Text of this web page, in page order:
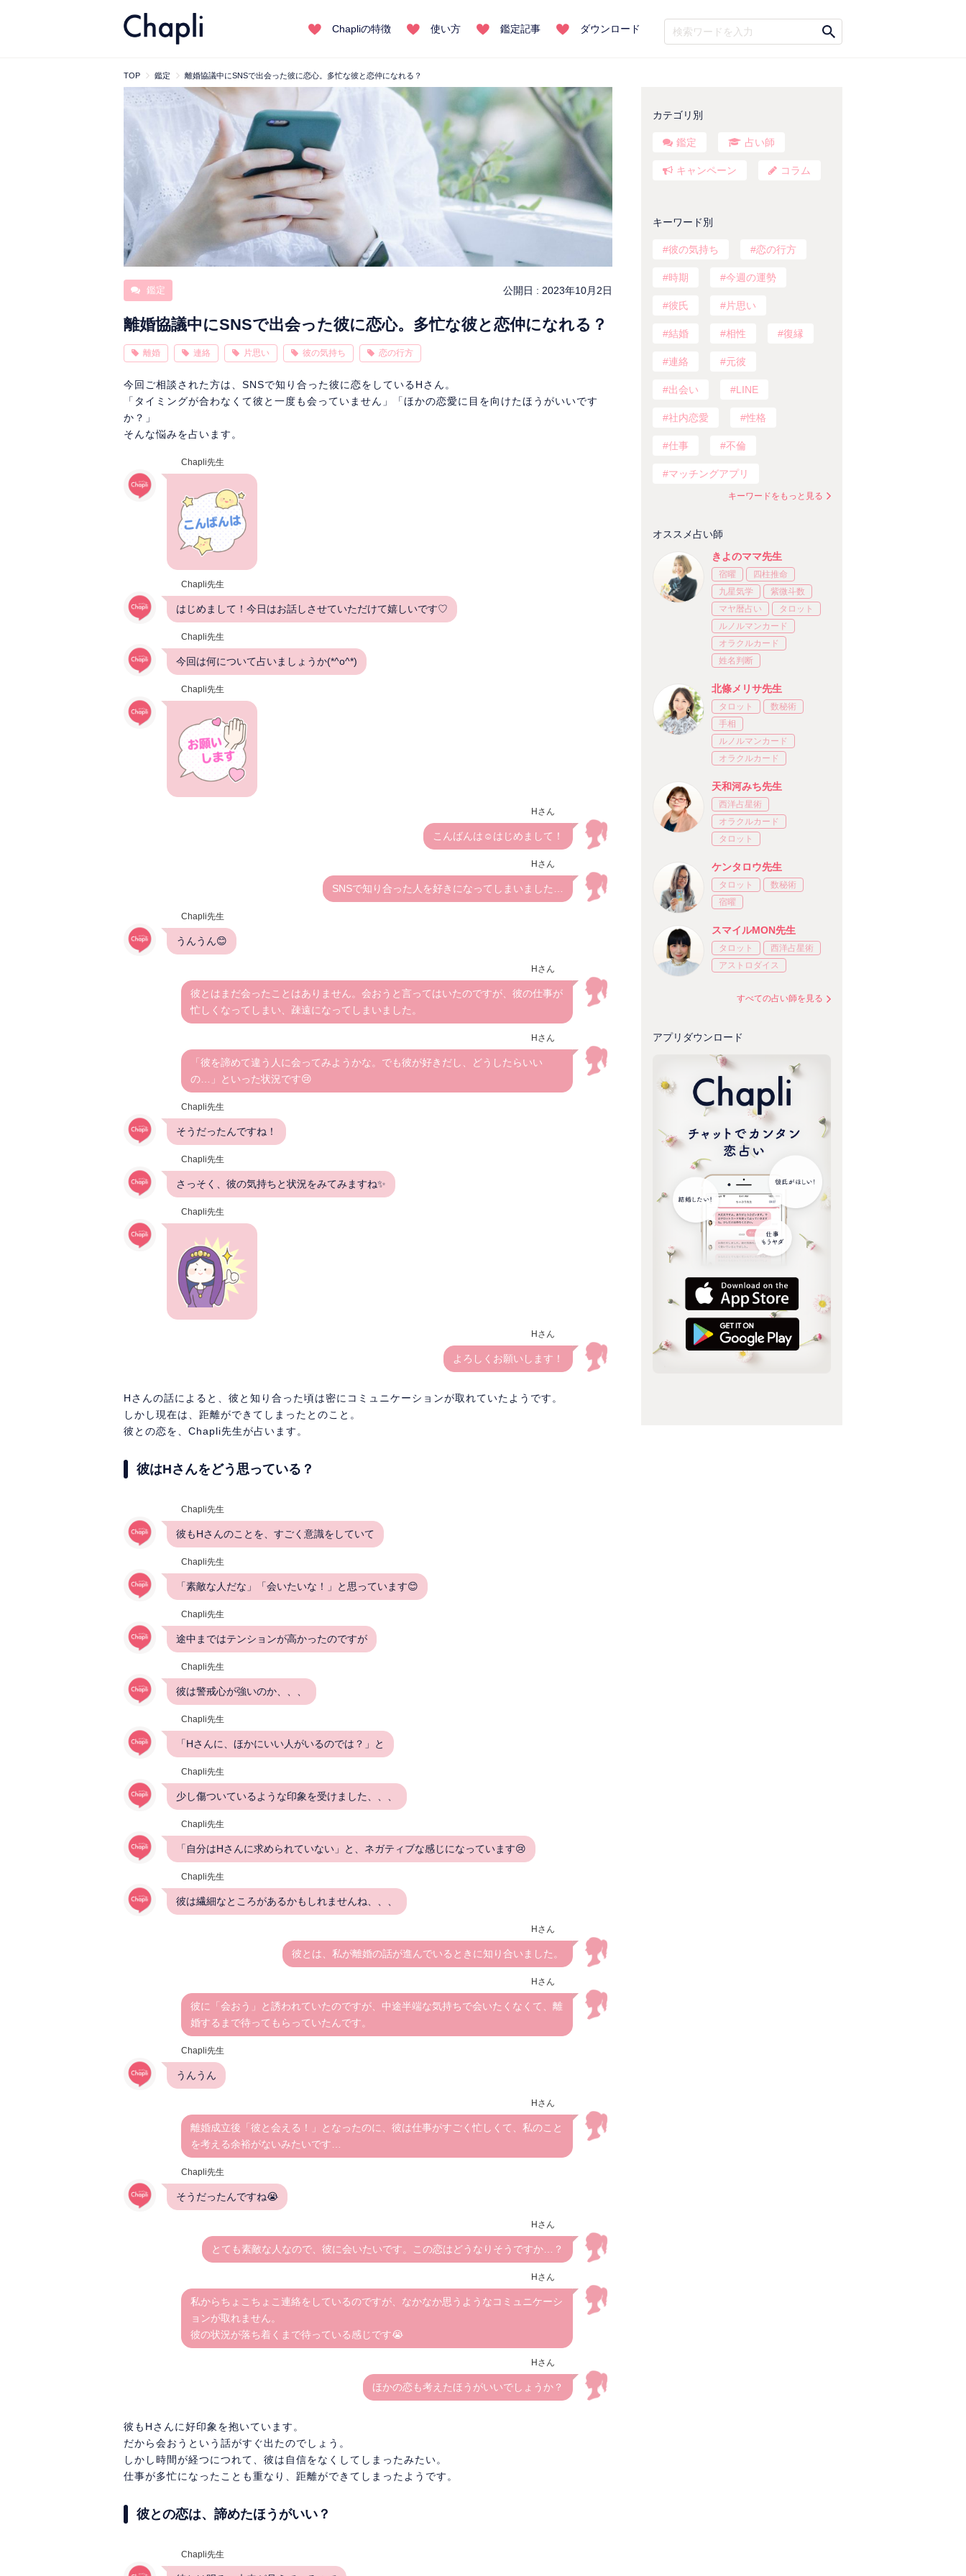
Chapliの特徴 使い方 鑑定記事 ダウンロード
TOP 鑑定 離婚協議中にSNSで出会った彼に恋心。多忙な彼と恋仲になれる？
鑑定 公開日 : 2023年10月2日
離婚協議中にSNSで出会った彼に恋心。多忙な彼と恋仲になれる？
離婚 連絡 片思い 彼の気持ち 恋の行方
今回ご相談された方は、SNSで知り合った彼に恋をしているHさん。
「タイミングが合わなくて彼と一度も会っていません」「ほかの恋愛に目を向けたほうがいいです
か？」
そんな悩みを占います。
Chapli先生
Chapli先生
はじめまして！今日はお話しさせていただけて嬉しいです♡
Chapli先生
今回は何について占いましょうか(*^o^*)
Chapli先生
Hさん
こんばんは☺️はじめまして！
Hさん
SNSで知り合った人を好きになってしまいました…
Chapli先生
うんうん😊
Hさん
彼とはまだ会ったことはありません。会おうと言ってはいたのですが、彼の仕事が
忙しくなってしまい、疎遠になってしまいました。
Hさん
「彼を諦めて違う人に会ってみようかな。でも彼が好きだし、どうしたらいい
の…」といった状況です😢
Chapli先生
そうだったんですね！
Chapli先生
さっそく、彼の気持ちと状況をみてみますね✨
Chapli先生
Hさん
よろしくお願いします！
Hさんの話によると、彼と知り合った頃は密にコミュニケーションが取れていたようです。
しかし現在は、距離ができてしまったとのこと。
彼との恋を、Chapli先生が占います。
彼はHさんをどう思っている？
Chapli先生
彼もHさんのことを、すごく意識をしていて
Chapli先生
「素敵な人だな」「会いたいな！」と思っています😊
Chapli先生
途中まではテンションが高かったのですが
Chapli先生
彼は警戒心が強いのか、、、
Chapli先生
「Hさんに、ほかにいい人がいるのでは？」と
Chapli先生
少し傷ついているような印象を受けました、、、
Chapli先生
「自分はHさんに求められていない」と、ネガティブな感じになっています😢
Chapli先生
彼は繊細なところがあるかもしれませんね、、、
Hさん
彼とは、私が離婚の話が進んでいるときに知り合いました。
Hさん
彼に「会おう」と誘われていたのですが、中途半端な気持ちで会いたくなくて、離
婚するまで待ってもらっていたんです。
Chapli先生
うんうん
Hさん
離婚成立後「彼と会える！」となったのに、彼は仕事がすごく忙しくて、私のこと
を考える余裕がないみたいです…
Chapli先生
そうだったんですね😭
Hさん
とても素敵な人なので、彼に会いたいです。この恋はどうなりそうですか…？
Hさん
私からちょこちょこ連絡をしているのですが、なかなか思うようなコミュニケーシ
ョンが取れません。
彼の状況が落ち着くまで待っている感じです😭
Hさん
ほかの恋も考えたほうがいいでしょうか？
彼もHさんに好印象を抱いています。
だから会おうという話がすぐ出たのでしょう。
しかし時間が経つにつれて、彼は自信をなくしてしまったみたい。
仕事が多忙になったことも重なり、距離ができてしまったようです。
彼との恋は、諦めたほうがいい？
Chapli先生
カテゴリ別
鑑定 占い師
キャンペーン コラム
キーワード別
彼の気持ち 恋の行方
時期 今週の運勢
彼氏 片思い
結婚 相性 復縁
連絡 元彼
出会い LINE
社内恋愛 性格
仕事 不倫
マッチングアプリ
キーワードをもっと見る
オススメ占い師
きよのママ先生
宿曜
四柱推命
九星気学
紫微斗数
マヤ暦占い
タロット
ルノルマンカード
オラクルカード
姓名判断
北條メリサ先生
タロット
数秘術
手相
ルノルマンカード
オラクルカード
天和河みち先生
西洋占星術
オラクルカード
タロット
ケンタロウ先生
タロット
数秘術
宿曜
スマイルMON先生
タロット
西洋占星術
アストロダイス
すべての占い師を見る
アプリダウンロード